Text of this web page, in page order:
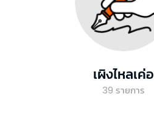
เผิงไหลเค่อ
39 รายการ